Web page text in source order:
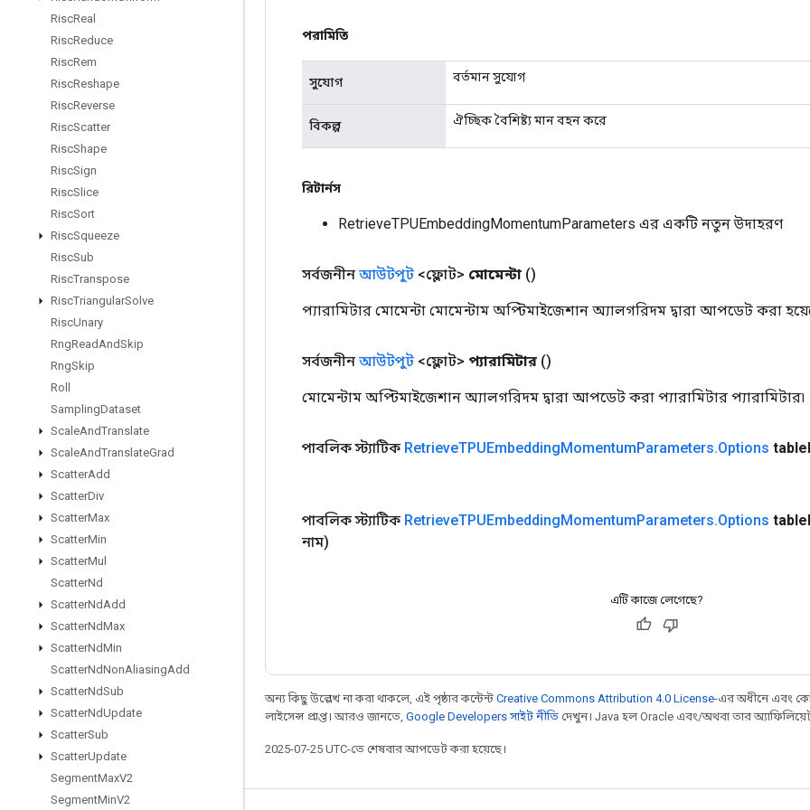
RiscReal
RiscReduce
RiscRem
RiscReshape
RiscReverse
RiscScatter
RiscShape
RiscSign
RiscSlice
RiscSort
RiscSqueeze
RiscSub
RiscTranspose
RiscTriangularSolve
RiscUnary
RngReadAndSkip
RngSkip
Roll
SamplingDataset
ScaleAndTranslate
ScaleAndTranslateGrad
ScatterAdd
ScatterDiv
ScatterMax
ScatterMin
ScatterMul
ScatterNd
ScatterNdAdd
ScatterNdMax
ScatterNdMin
ScatterNdNonAliasingAdd
ScatterNdSub
ScatterNdUpdate
ScatterSub
ScatterUpdate
SegmentMaxV2
SegmentMinV2
পরামিতি
সুযোগ বর্তমান সুযোগ
বিকল্প ঐচ্ছিক বৈশিষ্ট্য মান বহন করে
রিটার্নস
RetrieveTPUEmbeddingMomentumParameters এর একটি নতুন উদাহরণ
সর্বজনীন আউটপুট <ফ্লোট> মোমেন্টা ()
প্যারামিটার মোমেন্টা মোমেন্টাম অপ্টিমাইজেশান অ্যালগরিদম দ্বারা আপডেট করা
সর্বজনীন আউটপুট <ফ্লোট> প্যারামিটার ()
মোমেন্টাম অপ্টিমাইজেশান অ্যালগরিদম দ্বারা আপডেট করা প্যারামিটার প্যারামিটার৷
পাবলিক স্ট্যাটিক RetrieveTPUEmbeddingMomentumParameters.Options table
পাবলিক স্ট্যাটিক RetrieveTPUEmbeddingMomentumParameters.Options table
নাম)
এটি কাজে লেগেছে?
অন্য কিছু উল্লেখ না করা থাকলে, এই পৃষ্ঠার কন্টেন্ট Creative Commons Attribution 4.0 License-এর অধীনে এবং
লাইসেন্স প্রাপ্ত। আরও জানতে, Google Developers সাইট নীতি দেখুন। Java হল Oracle এবং/অথবা তার অ্যাফিলিয়েট
2025-07-25 UTC-তে শেষবার আপডেট করা হয়েছে।